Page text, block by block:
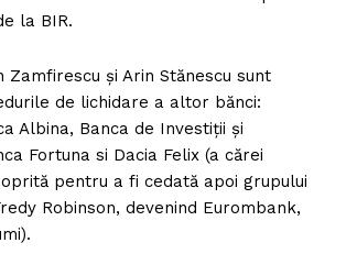
la BIR.
Zamfirescu și Arin Stănescu sunt
de lichidare a altor bănci:
Albina, Banca de Investiții și
Fortuna si Dacia Felix (a cărei
pentru a fi cedată apoi grupului
Robinson, devenind Eurombank,